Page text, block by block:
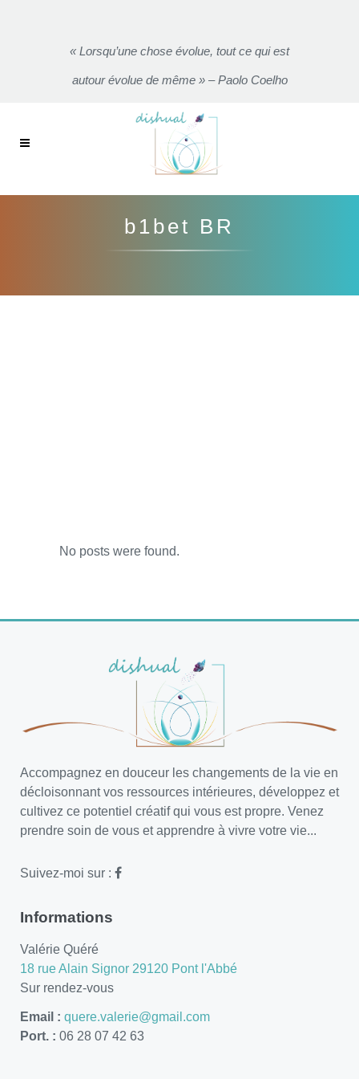
« Lorsqu’une chose évolue, tout ce qui est
autour évolue de même » – Paolo Coelho
b1bet BR
No posts were found.
Accompagnez en douceur les changements de la vie en
décloisonnant vos ressources intérieures, développez et
cultivez ce potentiel créatif qui vous est propre. Venez
prendre soin de vous et apprendre à vivre votre vie...
Suivez-moi sur :
Informations
Valérie Quéré
18 rue Alain Signor 29120 Pont l'Abbé
Sur rendez-vous
Email : quere.valerie@gmail.com
Port. : 06 28 07 42 63